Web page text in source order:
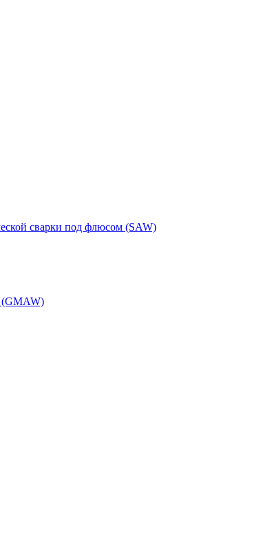
сварки под флюсом (SAW)
(GMAW)